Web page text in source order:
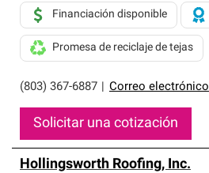
(803) 367-6887 Correo electrónico
Financiación disponible
Promesa de reciclaje de tejas
Solicitar una cotización
Hollingsworth Roofing, Inc.